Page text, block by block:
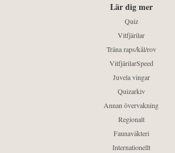
Lär dig mer
Quiz
Vitfjärilar
Träna raps/kål/rov
VitfjärilarSpeed
Juvela vingar
Quizarkiv
Annan övervakning
Regionalt
Faunaväkteri
Internationellt